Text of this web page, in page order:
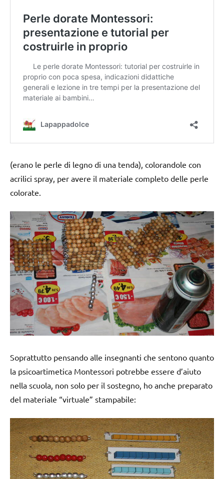
(erano le perle di legno di una tenda), colorandole con
acrilici spray, per avere il materiale completo delle perle
colorate.
Soprattutto pensando alle insegnanti che sentono quanto
la psicoartimetica Montessori potrebbe essere d’aiuto
nella scuola, non solo per il sostegno, ho anche preparato
del materiale “virtuale” stampabile: